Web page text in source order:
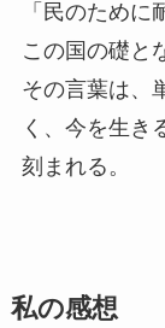
「民のため
この国の礎と
その言葉は、
く、今を生き
刻まれる。
私の感想